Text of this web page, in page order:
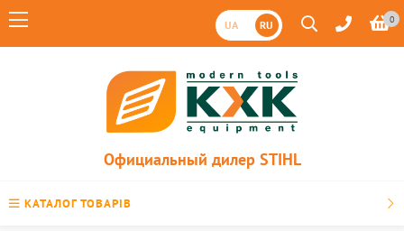
UA RU 0
Официальный дилер STIHL
КАТАЛОГ ТОВАРІВ